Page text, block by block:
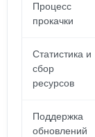
Процесс
прокачки
Статистика и
сбор
ресурсов
Поддержка
обновлений